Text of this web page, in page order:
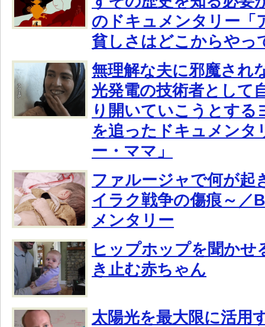
のドキュメンタリー「
貧しさはどこからやっ
無理解な夫に邪魔され
光発電の技術者として
り開いていこうとする
を追ったドキュメンタ
ー・ママ」
ファルージャで何が起
イラク戦争の傷痕～／
メンタリー
ヒップホップを聞かせ
き止む赤ちゃん
太陽光を最大限に活用